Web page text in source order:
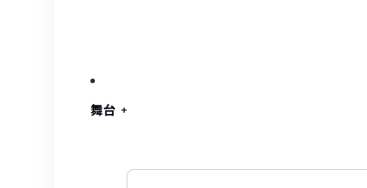
舞台